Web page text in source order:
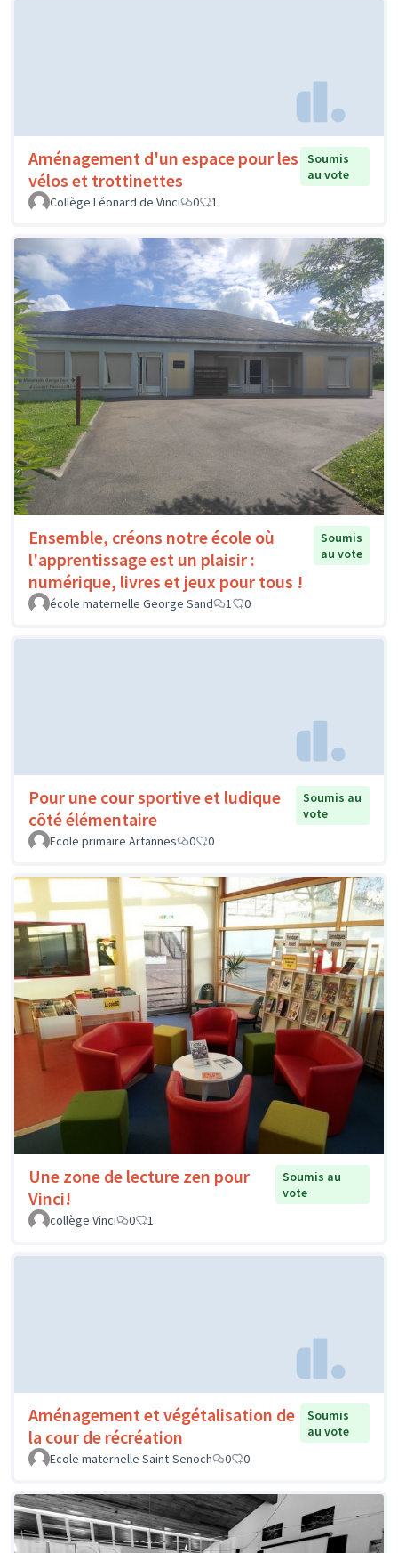
Aménagement d'un espace pour les
vélos et trottinettes
Soumis
au vote
Collège Léonard de Vinci
0 1
Ensemble, créons notre école où
l'apprentissage est un plaisir :
numérique, livres et jeux pour tous !
Soumis
au vote
école maternelle George Sand 1 0
Pour une cour sportive et ludique
côté élémentaire
Soumis au
vote
Ecole primaire Artannes
0 0
Une zone de lecture zen pour
Vinci!
Soumis au
vote
collège Vinci
0 1
Aménagement et végétalisation de
la cour de récréation
Soumis
au vote
Ecole maternelle Saint-Senoch
0 0